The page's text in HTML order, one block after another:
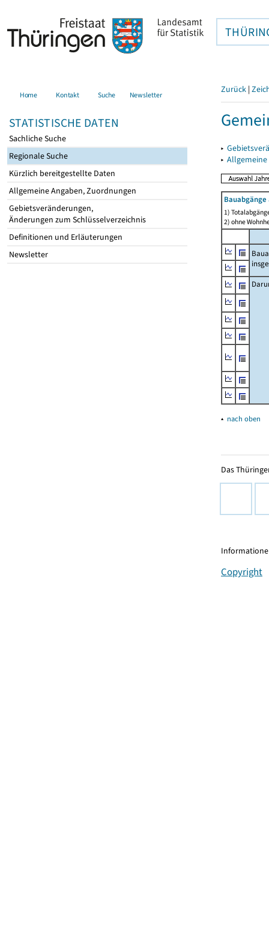
Home Kontakt Suche Newsletter
STATISTISCHE DATEN
Sachliche Suche
Regionale Suche
Kürzlich bereitgestellte Daten
Allgemeine Angaben, Zuordnungen
Gebietsveränderungen,
Änderungen zum Schlüsselverzeichnis
Definitionen und Erläuterungen
Newsletter
Zurück |
▸
▸
1)
2) ohne
▴ nach oben
Das
Copyright